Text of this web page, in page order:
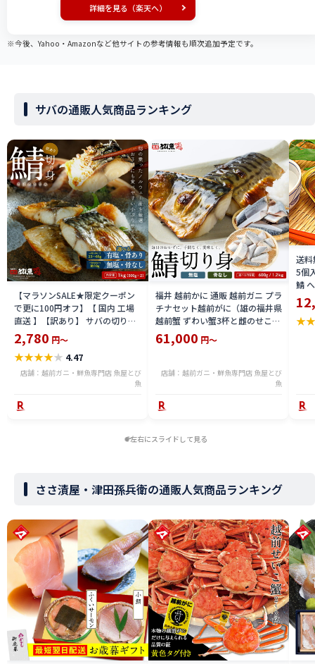
詳細を見る（楽天へ）
※今後、Yahoo・Amazonなど他サイトの参考情報も順次追加予定です。
サバの通販人気商品ランキング
【マラソンSALE★限定クーポン
で更に100円オフ】【 国内 工場
直送 】【訳あり】 サバの切り身
1kg 選べる 【有塩・骨あり】ま
たは【無塩・骨取り・骨無し】
鯖 ノルウェーまたはイギリス産
サバの塩焼き サバの味噌煮 送料
2,780 円～
★★★★★ 4.47
店舗：越前ガニ・鮮魚専門店 魚屋とび
魚
福井 越前かに 通販 越前ガニ プラ
チナセット越前がに（雄の福井県
越前蟹 ずわい蟹3杯と雌のせこか
に 8杯(せいこ 蟹)のセット）福井
越前ガニ 活 を茹で上げ 送料込 価
ニ 限定 楽天 通販 価格 特価 販売
61,000 円～
店舗：越前ガニ・鮮魚専門店 魚屋とび
魚
送料
5個
鯖
オ
オ
オス
★
左右にスライドして見る
ささ漬屋・津田孫兵衛の通販人気商品ランキング